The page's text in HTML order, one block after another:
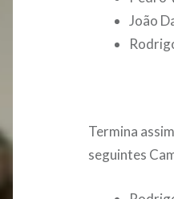
João
Termina
seguintes